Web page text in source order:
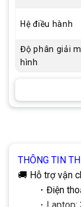
THÔNG TIN
🚚 Hỗ trợ vận
・Điện
Hệ điều hành
Độ phân giải
hình